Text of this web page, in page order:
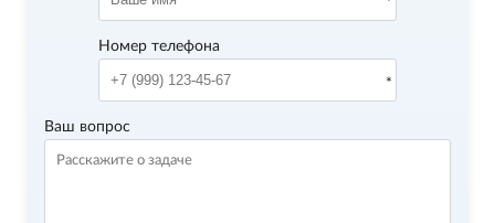
Номер телефона
Ваш вопрос